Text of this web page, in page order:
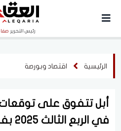
رئيس التحرير
الرئيسية اقتصاد وبورصة
أبل تتفوق على توقعات
في